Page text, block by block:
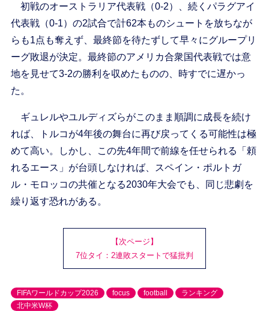
初戦のオーストラリア代表戦（0-2）、続くパラグアイ
代表戦（0-1）の2試合で計62本ものシュートを放ちなが
らも1点も奪えず、最終節を待たずして早々にグループリ
ーグ敗退が決定。最終節のアメリカ合衆国代表戦では意
地を見せて3-2の勝利を収めたものの、時すでに遅かっ
た。
ギュレルやユルディズらがこのまま順調に成長を続け
れば、トルコが4年後の舞台に再び戻ってくる可能性は極
めて高い。しかし、この先4年間で前線を任せられる「頼
れるエース」が台頭しなければ、スペイン・ポルトガ
ル・モロッコの共催となる2030年大会でも、同じ悲劇を
繰り返す恐れがある。
【次ページ】
7位タイ：2連敗スタートで猛批判
FIFAワールドカップ2026 focus football
ランキング
北中米W杯